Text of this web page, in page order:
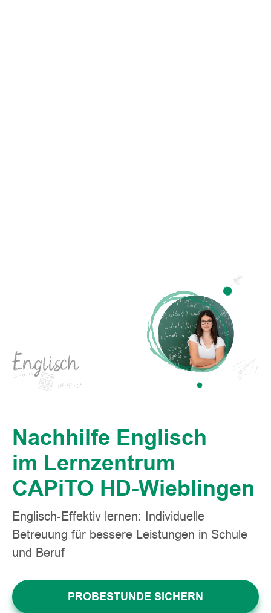
Englisch
Nachhilfe Englisch
im Lernzentrum
CAPiTO HD-Wieblingen
Englisch-Effektiv lernen: Individuelle
Betreuung für bessere Leistungen in Schule
und Beruf
PROBESTUNDE SICHERN